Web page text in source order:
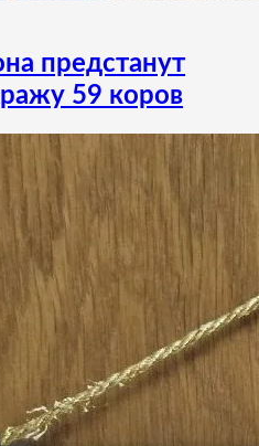
предстанут
59 коров